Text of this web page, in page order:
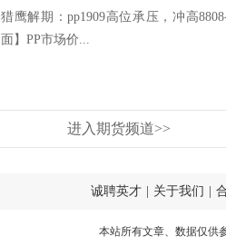
猎鹰解期：pp1909高位承压，冲高
面】PP市场价...
进入期货频道>>
诚聘英才 关于我们
本站所有文章、数据仅供